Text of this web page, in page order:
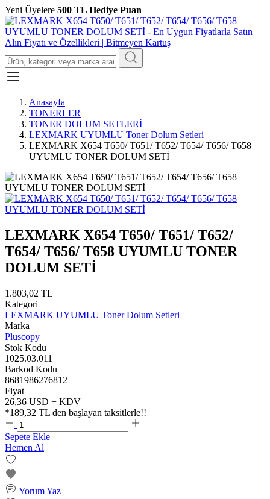
Yeni Üyelere 500 TL Hediye Puan
Anasayfa
TONERLER
TONER DOLUM SETLERİ
LEXMARK UYUMLU Toner Dolum Setleri
LEXMARK X654 T650/ T651/ T652/ T654/ T656/ T658
UYUMLU TONER DOLUM SETİ
LEXMARK X654 T650/ T651/ T652/
T654/ T656/ T658 UYUMLU TONER
DOLUM SETİ
1.803,02 TL
Kategori
LEXMARK UYUMLU Toner Dolum Setleri
Marka
Pluscopy
Stok Kodu
1025.03.011
Barkod Kodu
8681986276812
Fiyat
26,36 USD + KDV
*189,32 TL den başlayan taksitlerle!!
Sepete Ekle
Hemen Al
Yorum Yaz